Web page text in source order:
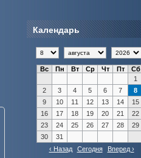
Календарь
Вс Пн Вт Ср Чт Пт
Сб
1
2
3 4 5 6 7
8
9
10 11 12 13 14
15
16
17 18 19 20 21
22
23
24 25 26 27 28
29
30
31
‹ Назад
Сегодня Вперед ›